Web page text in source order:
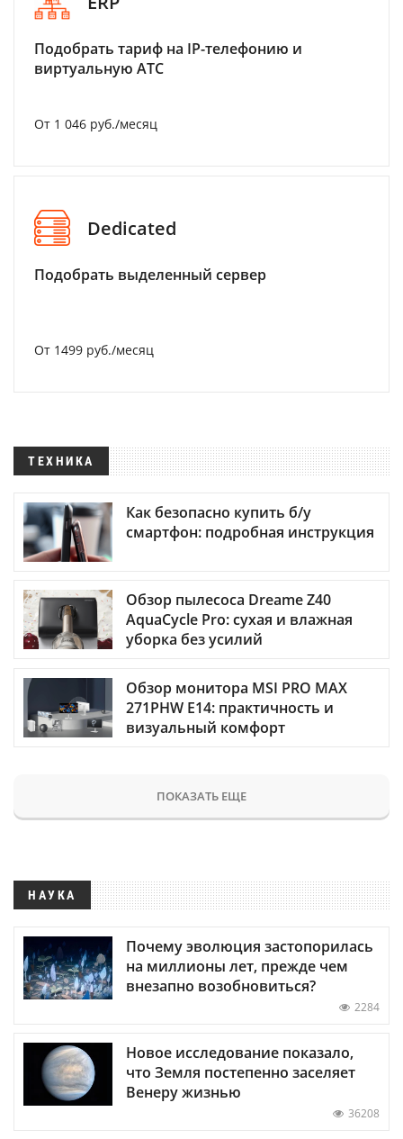
Подобрать тариф на IP-телефонию и
виртуальную АТС
От 1 046 руб./месяц
Dedicated
Подобрать выделенный сервер
От 1499 руб./месяц
ТЕХНИКА
Как безопасно купить б/у
смартфон: подробная инструкция
Обзор пылесоса Dreame Z40
AquaCycle Pro: сухая и влажная
уборка без усилий
Обзор монитора MSI PRO MAX
271PHW E14: практичность и
визуальный комфорт
ПОКАЗАТЬ ЕЩЕ
НАУКА
Почему эволюция застопорилась
на миллионы лет, прежде чем
внезапно возобновиться?
2284
Новое исследование показало,
что Земля постепенно заселяет
Венеру жизнью
36208